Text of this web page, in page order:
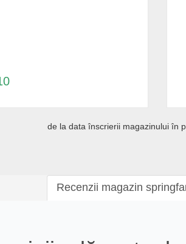
de la data înscrierii magazinului în
Recenzii magazin